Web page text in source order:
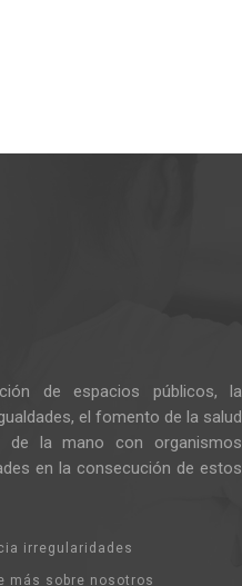
de espacios públicos, la
el fomento de la salud
de la mano con organismos
en la consecución de estos
irregularidades
más sobre nosotros